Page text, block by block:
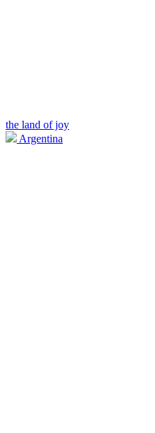
the land of joy
Argentina